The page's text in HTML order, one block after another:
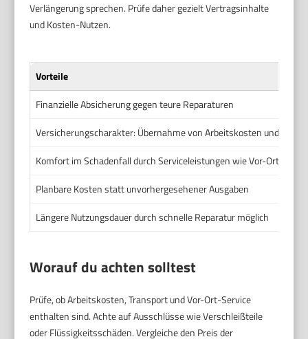
Verlängerung sprechen. Prüfe daher gezielt Vertragsinhalte
und Kosten-Nutzen.
Vorteile
Finanzielle Absicherung gegen teure Reparaturen
Versicherungscharakter: Übernahme von Arbeitskosten und
Komfort im Schadenfall durch Serviceleistungen wie Vor-Ort-
Planbare Kosten statt unvorhergesehener Ausgaben
Längere Nutzungsdauer durch schnelle Reparatur möglich
Worauf du achten solltest
Prüfe, ob Arbeitskosten, Transport und Vor-Ort-Service
enthalten sind. Achte auf Ausschlüsse wie Verschleißteile
oder Flüssigkeitsschäden. Vergleiche den Preis der